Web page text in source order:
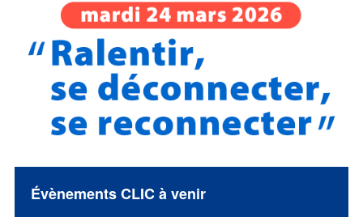
Évènements CLIC à venir